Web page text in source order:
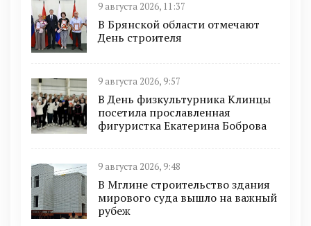
9 августа 2026, 11:37
В Брянской области отмечают
День строителя
9 августа 2026, 9:57
В День физкультурника Клинцы
посетила прославленная
фигуристка Екатерина Боброва
9 августа 2026, 9:48
В Мглине строительство здания
мирового суда вышло на важный
рубеж